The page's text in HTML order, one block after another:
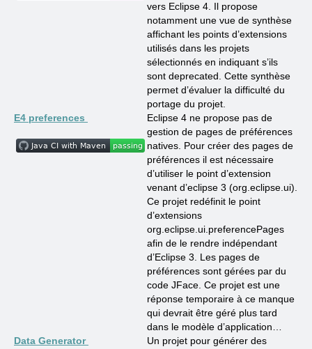
vers Eclipse 4. Il propose
notamment une vue de synthèse
affichant les points d’extensions
utilisés dans les projets
sélectionnés en indiquant s’ils
sont deprecated. Cette synthèse
permet d’évaluer la difficulté du
portage du projet.
E4 preferences
Eclipse 4 ne propose pas de
gestion de pages de préférences
natives. Pour créer des pages de
préférences il est nécessaire
d’utiliser le point d’extension
venant d’eclipse 3 (org.eclipse.ui).
Ce projet redéfinit le point
d’extensions
org.eclipse.ui.preferencePages
afin de le rendre indépendant
d’Eclipse 3. Les pages de
préférences sont gérées par du
code JFace. Ce projet est une
réponse temporaire à ce manque
qui devrait être géré plus tard
dans le modèle d’application…
Data Generator
Un projet pour générer des